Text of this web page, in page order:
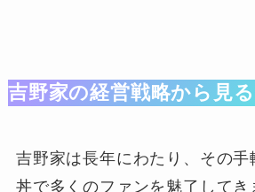
吉野家の経営戦略から見
吉野家は長年にわたり、その手
丼で多くのファンを魅了してき